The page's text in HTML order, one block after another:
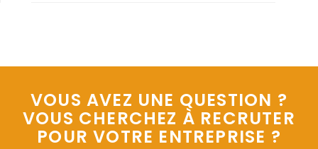
VOUS AVEZ UNE QUESTION ?
VOUS CHERCHEZ À RECRUTER
POUR VOTRE ENTREPRISE ?